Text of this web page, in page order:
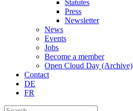
Statutes
Press
Newsletter
News
Events
Jobs
Become a member
Open Cloud Day (Archive)
Contact
DE
FR